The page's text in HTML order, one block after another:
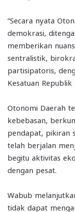
“Secara nyata
demokrasi,
memberikan
sentralistik,
partisipatoris,
Kesatuan Republik
Otonomi Daerah
kebebasan,
pendapat, pikiran
telah berjalan
begitu aktivitas
dengan pesat.
Wabub
tidak dapat